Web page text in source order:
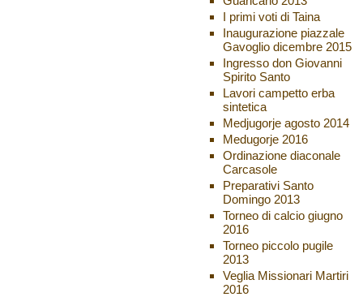
I primi voti di Taina
Inaugurazione piazzale
Gavoglio dicembre 2015
Ingresso don Giovanni
Spirito Santo
Lavori campetto erba
sintetica
Medjugorje agosto 2014
Medugorje 2016
Ordinazione diaconale
Carcasole
Preparativi Santo
Domingo 2013
Torneo di calcio giugno
2016
Torneo piccolo pugile
2013
Veglia Missionari Martiri
2016